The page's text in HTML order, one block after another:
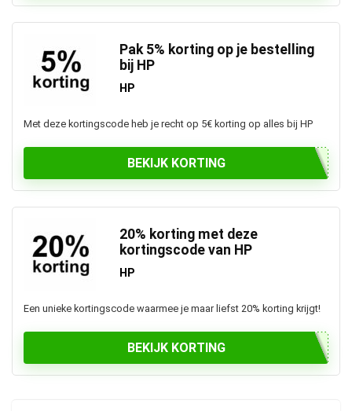
Pak 5% korting op je bestelling
bij HP
HP
Met deze kortingscode heb je recht op 5€ korting op alles bij HP
BEKIJK KORTING
20% korting met deze
kortingscode van HP
HP
Een unieke kortingscode waarmee je maar liefst 20% korting krijgt!
BEKIJK KORTING